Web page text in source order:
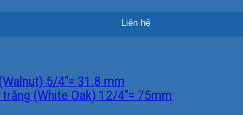
5/4"= 31.8 mm
trắng (White Oak) 12/4"= 75mm